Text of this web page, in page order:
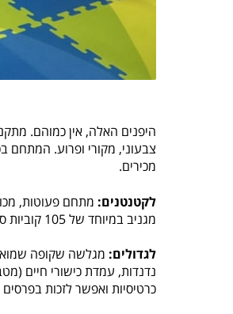
היפנים האלה, אין כמוהם.
צבעוני, מקורי ופרוע. המתחם
מכירים.
לקטנטנים:
מגניב במיוחד של 105 קוביות ספוג גדולות בכל מיני צורות שאיתן אפשר לבנות כל מה שעולה בדעתכם.
לגדולים: מגלשה שקופה
נדנדות, עמדת כישורי חיים
כרטיסיות ואפשר לזכות